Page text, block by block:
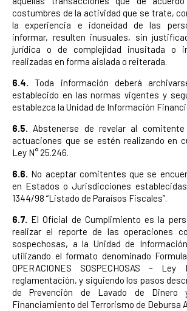
costumbres de la actividad que se trate,
la experiencia e idoneidad de las
informar, resulten inusuales, sin
jurídica o de complejidad inusitada o
realizadas en forma aislada o reiterada.
6.4. Toda información deberá
establecido en las normas vigentes y
establezca la Unidad de Información
6.5. Abstenerse de revelar al
actuaciones que se estén realizando en
Ley N° 25.246.
6.6. No aceptar comitentes que se
en Estados o Jurisdicciones
1344/98 “Listado de Paraísos Fiscales”.
6.7. El Oficial de Cumplimiento es la
realizar el reporte de las operaciones
sospechosas, a la Unidad de
utilizando el formato denominado
OPERACIONES SOSPECHOSAS –
reglamentación, y siguiendo los pasos
de Prevención de Lavado de Dinero
Financiamiento del Terrorismo de Debursa